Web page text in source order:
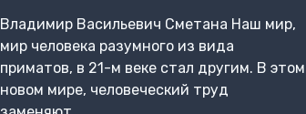
Владимир Васильевич Сметана Наш мир,
мир человека разумного из вида
приматов, в 21-м веке стал другим. В этом
новом мире, человеческий труд